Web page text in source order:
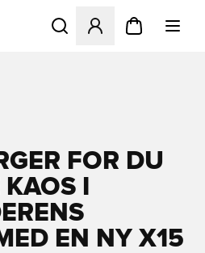
Åbner en Modal til at
FOR DU
I
EN NY X15